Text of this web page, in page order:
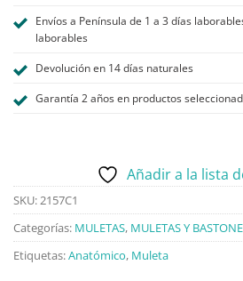
Envíos a Península de 1 a 3 días
laborables
Devolución en 14 días naturales
Garantía 2 años en productos
Añadir a la lista
SKU:2157C1
Categorías: MULETAS, MULETAS Y
Etiquetas:Anatómico, Muleta